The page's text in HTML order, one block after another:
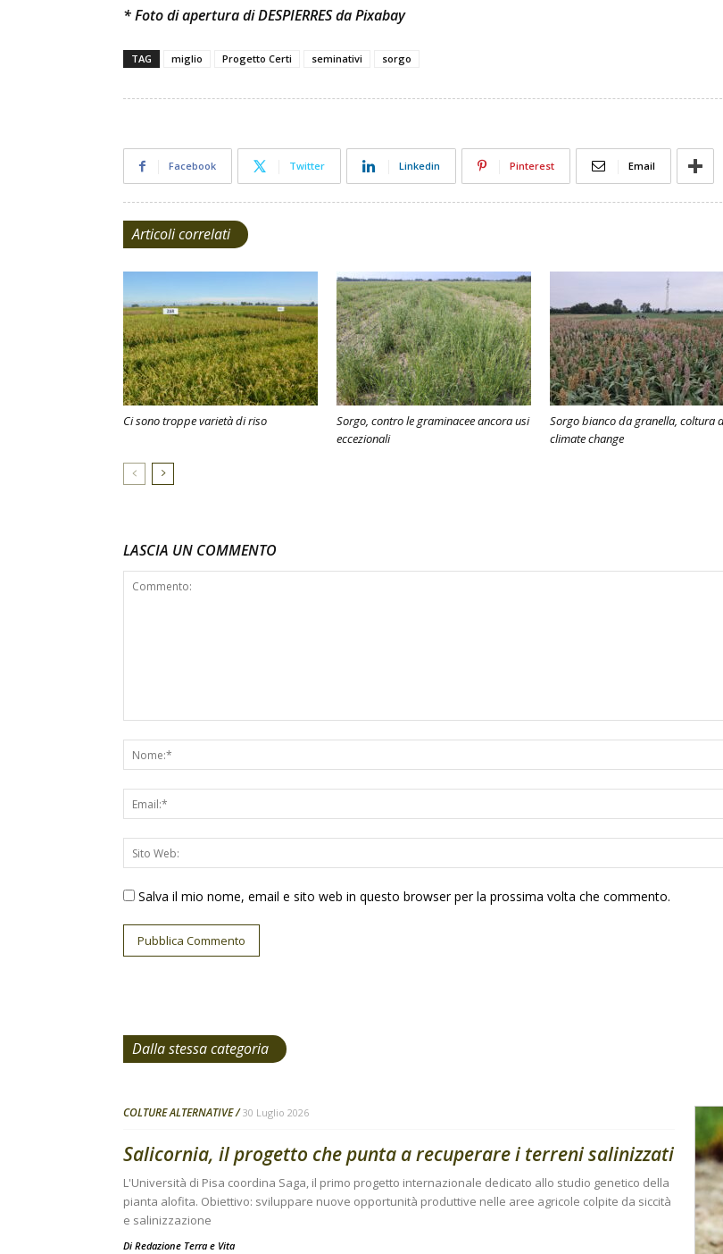
* Foto di apertura di DESPIERRES da Pixabay
TAG miglio Progetto Certi seminativi sorgo
Facebook Twitter Linkedin Pinterest Email
Articoli correlati
Ci sono troppe varietà di riso
Sorgo, contro le graminacee ancora usi
eccezionali
Sorgo bianco da granella, coltura
climate change
LASCIA UN COMMENTO
Salva il mio nome, email e sito web in questo browser per la prossima volta che commento.
Dalla stessa categoria
COLTURE ALTERNATIVE 30 Luglio 2026
Salicornia, il progetto che punta a recuperare i terreni salinizzati
L'Università di Pisa coordina Saga, il primo progetto internazionale dedicato allo studio genetico della
pianta alofita. Obiettivo: sviluppare nuove opportunità produttive nelle aree agricole colpite da siccità
e salinizzazione
Di Redazione Terra e Vita